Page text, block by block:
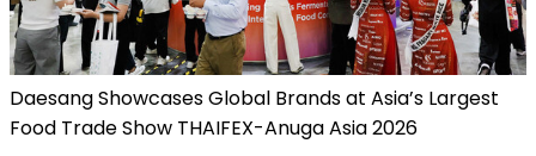
Daesang Showcases Global Brands at Asia’s Largest
Food Trade Show THAIFEX-Anuga Asia 2026